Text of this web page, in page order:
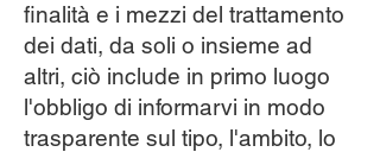
finalità e i mezzi del trattamento
dei dati, da soli o insieme ad
altri, ciò include in primo luogo
l'obbligo di informarvi in modo
trasparente sul tipo, l'ambito, lo